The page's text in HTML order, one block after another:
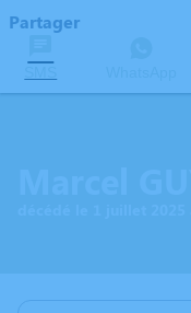
Partager